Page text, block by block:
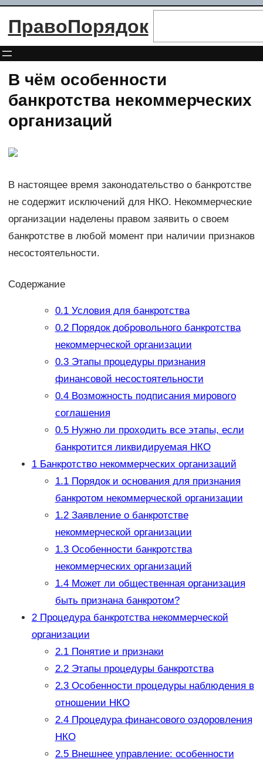
Перейти
ПравоПорядок
В чём особенности
банкротства некоммерческих
организаций
В настоящее время законодательство о банкротстве
не содержит исключений для НКО. Некоммерческие
организации наделены правом заявить о своем
банкротстве в любой момент при наличии признаков
несостоятельности.
Содержание
0.1Условия для банкротства
0.2Порядок добровольного банкротства
некоммерческой организации
0.3Этапы процедуры признания
финансовой несостоятельности
0.4Возможность подписания мирового
соглашения
0.5Нужно ли проходить все этапы, если
банкротится ликвидируемая НКО
1Банкротство некоммерческих организаций
1.1Порядок и основания для признания
банкротом некоммерческой организации
1.2Заявление о банкротстве
некоммерческой организации
1.3Особенности банкротства
некоммерческих организаций
1.4Может ли общественная организация
быть признана банкротом?
2Процедура банкротства некоммерческой
организации
2.1Понятие и признаки
2.2Этапы процедуры банкротства
2.3Особенности процедуры наблюдения в
отношении НКО
2.4Процедура финансового оздоровления
НКО
2.5Внешнее управление: особенности